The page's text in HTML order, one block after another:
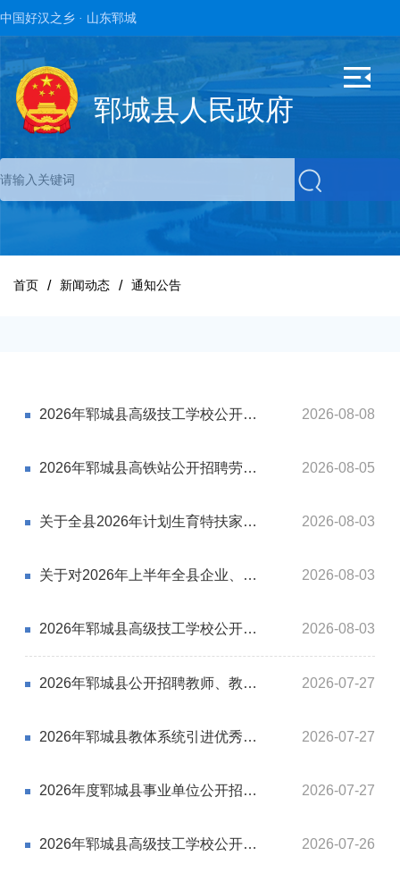
中国好汉之乡 · 山东郓城
郓城县人民政府
首页 新闻动态 通知公告
2026年郓城县高级技工学校公开招聘工作人员总成绩、进入考察体检范围人员公示及体检通知 2026-08-08
2026年郓城县高铁站公开招聘劳务派遣拟聘用人员公示 2026-08-05
关于全县2026年计划生育特扶家庭人员情况的公示 2026-08-03
关于对2026年上半年全县企业、社会团体、民办非企业等单位退休独生子女父母及无用人单位的城镇独生子女父母奖励扶助人员的公示 2026-08-03
2026年郓城县高级技工学校公开招聘工作人员面试递补现场资格审查暨面试相关事项的公告 2026-08-03
2026年郓城县公开招聘教师、教体系统引进优秀青年人才、省属公费师范生考察体检公告 2026-07-27
2026年郓城县教体系统引进优秀青年人才考察体检递补公告 2026-07-27
2026年度郓城县事业单位公开招聘初级综合类岗位人员拟聘用人员公示 2026-07-27
2026年郓城县高级技工学校公开招聘工作人员笔试成绩公示及现场资格审查通知 2026-07-26